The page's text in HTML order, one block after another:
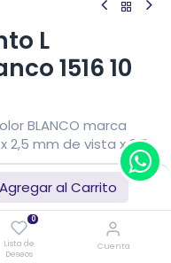
al Carrito
0
Lista de
Deseos
Cuenta
L
1516 10
BLANCO marca
2,5 mm de vista x 2,5
16.335,91